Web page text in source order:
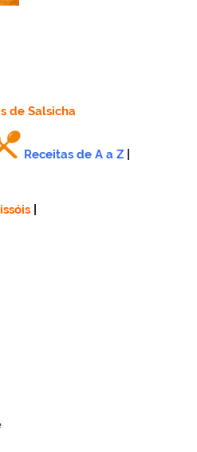
de Salsicha
Receitas de A a Z